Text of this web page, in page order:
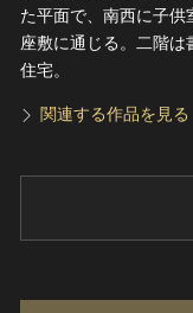
た平面で、南西に子
座敷に通じる。二階
住宅。
関連する作品を見る